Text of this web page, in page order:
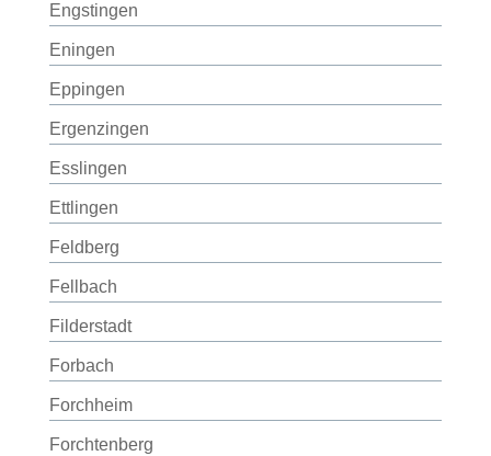
Engstingen
Eningen
Eppingen
Ergenzingen
Esslingen
Ettlingen
Feldberg
Fellbach
Filderstadt
Forbach
Forchheim
Forchtenberg